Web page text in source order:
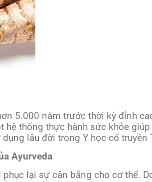
5.000 năm trước thời kỳ đỉnh
hệ thống thực hành sức khỏe
lâu đời trong Y học cổ truyền
Ayurveda
lại sự cân bằng cho cơ thể.